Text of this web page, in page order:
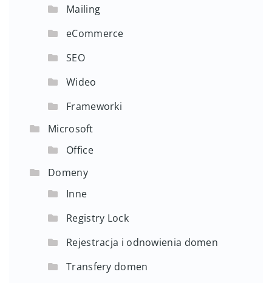
Mailing
eCommerce
SEO
Wideo
Frameworki
Microsoft
Office
Domeny
Inne
Registry Lock
Rejestracja i odnowienia domen
Transfery domen